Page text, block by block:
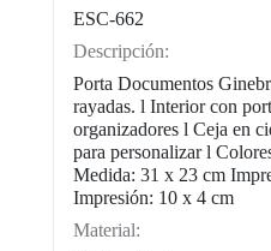
ESC-662
Descripción:
Porta Documentos
rayadas. l Interior con
organizadores l Ceja en
para personalizar l
Medida: 31 x 23 cm
Impresión: 10 x 4 cm
Material: